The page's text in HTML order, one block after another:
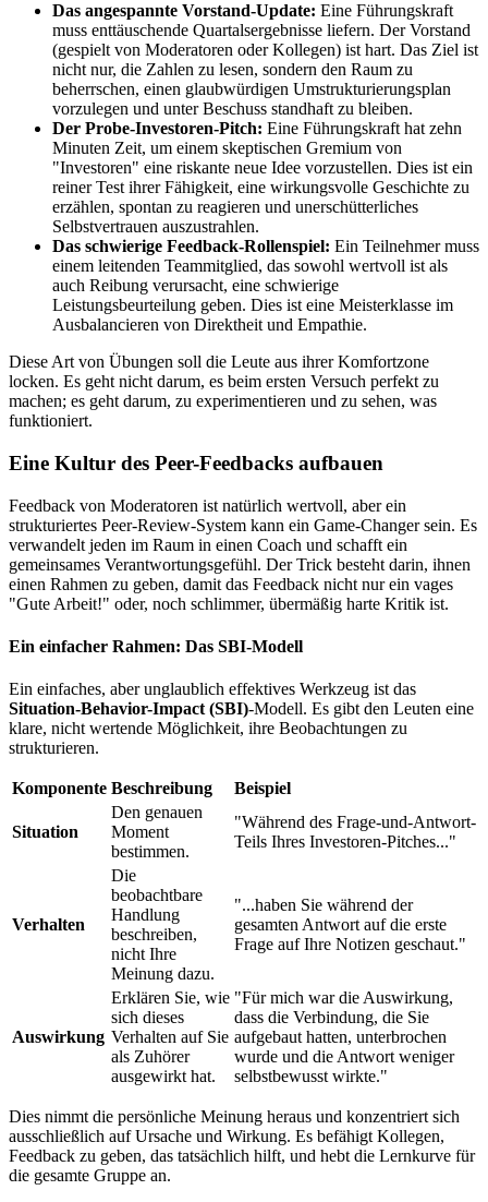
Das angespannte Vorstand-Update: Eine Führungskraft
muss enttäuschende Quartalsergebnisse liefern. Der Vorstand
(gespielt von Moderatoren oder Kollegen) ist hart. Das Ziel ist
nicht nur, die Zahlen zu lesen, sondern den Raum zu
beherrschen, einen glaubwürdigen Umstrukturierungsplan
vorzulegen und unter Beschuss standhaft zu bleiben.
Der Probe-Investoren-Pitch: Eine Führungskraft hat zehn
Minuten Zeit, um einem skeptischen Gremium von
"Investoren" eine riskante neue Idee vorzustellen. Dies ist ein
reiner Test ihrer Fähigkeit, eine wirkungsvolle Geschichte zu
erzählen, spontan zu reagieren und unerschütterliches
Selbstvertrauen auszustrahlen.
Das schwierige Feedback-Rollenspiel: Ein Teilnehmer muss
einem leitenden Teammitglied, das sowohl wertvoll ist als
auch Reibung verursacht, eine schwierige
Leistungsbeurteilung geben. Dies ist eine Meisterklasse im
Ausbalancieren von Direktheit und Empathie.
Diese Art von Übungen soll die Leute aus ihrer Komfortzone
locken. Es geht nicht darum, es beim ersten Versuch perfekt zu
machen; es geht darum, zu experimentieren und zu sehen, was
funktioniert.
Eine Kultur des Peer-Feedbacks aufbauen
Feedback von Moderatoren ist natürlich wertvoll, aber ein
strukturiertes Peer-Review-System kann ein Game-Changer sein. Es
verwandelt jeden im Raum in einen Coach und schafft ein
gemeinsames Verantwortungsgefühl. Der Trick besteht darin, ihnen
einen Rahmen zu geben, damit das Feedback nicht nur ein vages
"Gute Arbeit!" oder, noch schlimmer, übermäßig harte Kritik ist.
Ein einfacher Rahmen: Das SBI-Modell
Ein einfaches, aber unglaublich effektives Werkzeug ist das
Situation-Behavior-Impact (SBI)-Modell. Es gibt den Leuten eine
klare, nicht wertende Möglichkeit, ihre Beobachtungen zu
strukturieren.
Komponente Beschreibung Beispiel
Situation
Den genauen
Moment
bestimmen.
"Während des Frage-und-Antwort-
Teils Ihres Investoren-Pitches..."
Verhalten
Die
beobachtbare
Handlung
beschreiben,
nicht Ihre
Meinung dazu.
"...haben Sie während der
gesamten Antwort auf die erste
Frage auf Ihre Notizen geschaut."
Auswirkung
Erklären Sie, wie
sich dieses
Verhalten auf Sie
als Zuhörer
ausgewirkt hat.
"Für mich war die Auswirkung,
dass die Verbindung, die Sie
aufgebaut hatten, unterbrochen
wurde und die Antwort weniger
selbstbewusst wirkte."
Dies nimmt die persönliche Meinung heraus und konzentriert sich
ausschließlich auf Ursache und Wirkung. Es befähigt Kollegen,
Feedback zu geben, das tatsächlich hilft, und hebt die Lernkurve für
die gesamte Gruppe an.